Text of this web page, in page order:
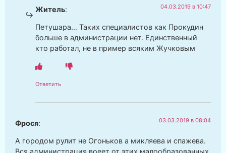
Житель: 04.03.2019 в 10:47
Петушара… Таких специалистов как Прокудин
больше в администрации нет. Единственный
кто работал, не в пример всяким Жучковым
Ответить
Фрося: 03.03.2019 в 08:04
А городом рулит не Огоньков а микляева и спажева.
Вся администрация воеет от этих малообразованных